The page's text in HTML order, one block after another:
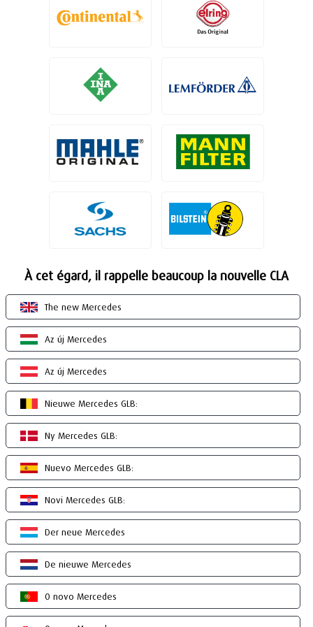
À cet égard, il rappelle beaucoup la nouvelle CLA
The new Mercedes
Az új Mercedes
Az új Mercedes
Nieuwe Mercedes GLB:
Ny Mercedes GLB:
Nuevo Mercedes GLB:
Novi Mercedes GLB:
Der neue Mercedes
De nieuwe Mercedes
O novo Mercedes